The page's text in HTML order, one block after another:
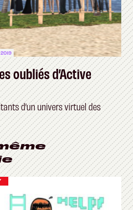
oubliés d’Active
d’un univers virtuel des